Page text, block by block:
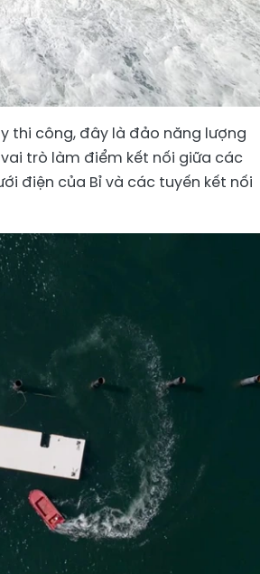
thi công, đây là đảo năng lượng
trò làm điểm kết nối giữa các
điện của Bỉ và các tuyến kết nối